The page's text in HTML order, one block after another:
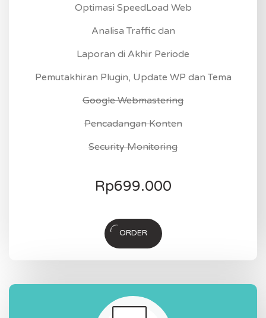
Optimasi SpeedLoad Web
Analisa Traffic dan
Laporan di Akhir Periode
Pemutakhiran Plugin, Update WP dan Tema
Google Webmastering
Pencadangan Konten
Security Monitoring
Rp699.000
ORDER